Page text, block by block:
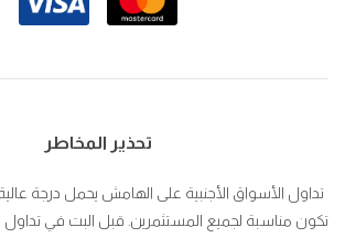
تحذير المخاطر
تداول الأسواق الأجنبية على الهامش يحمل درجة
تكون مناسبة لجميع المستثمرين. قبل البت في تداول